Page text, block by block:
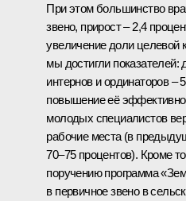
При этом большинство
звено, прирост – 2,4
увеличение доли целевой
мы достигли показателей:
интернов и ординаторов –
повышение её
молодых специалистов
рабочие места (в
70–75 процентов). Кроме
поручению программа
в первичное звено в